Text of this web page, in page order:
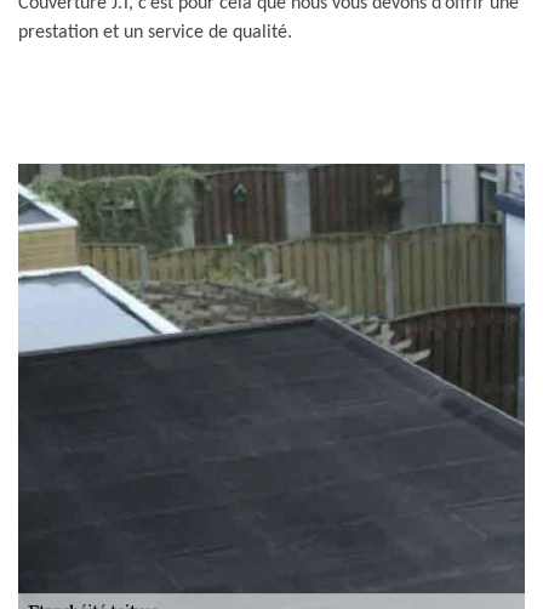
prestation et un service de qualité.